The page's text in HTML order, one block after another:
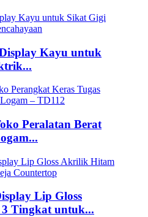
Kayu untuk
Peralatan Berat
Lip Gloss
Tingkat untuk...